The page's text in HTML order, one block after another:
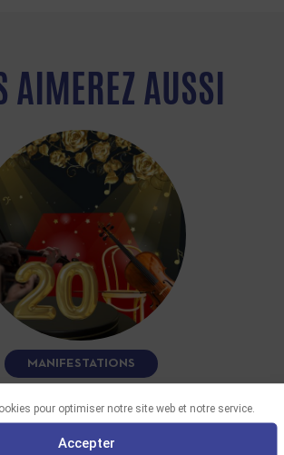
pour optimiser notre site web et notre service.
Accepter
AIMEREZ AUSSI
MANIFESTATIONS
21/07/2026
DE GALA DES 20 ANS DE L’IEMJ
2026, 17h30 à la salle Cortot – Paris,